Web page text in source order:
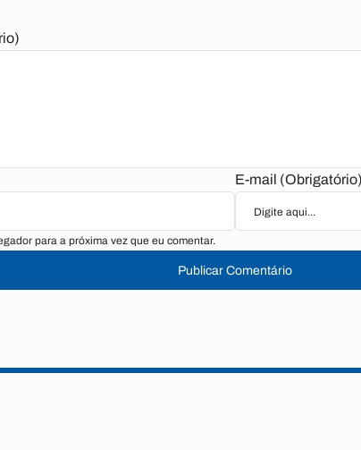
E-mail (Obrigatório)
para a próxima vez que eu comentar.
Publicar Comentário